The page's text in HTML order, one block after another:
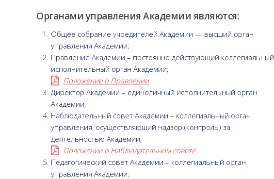
Органами управления Академии являются:
Общее собрание учредителей Академии — высший орган
управления Академии;
Правление Академии – постоянно действующий коллегиальный
исполнительный орган Академии;
Положение о Правлении
Директор Академии – единоличный исполнительный орган
Академии;
Наблюдательный совет Академии – коллегиальный орган
управления, осуществляющий надзор (контроль) за
деятельностью Академии;
Положение о Наблюдательном совете
Педагогический совет Академии – коллегиальный орган
управления Академии;